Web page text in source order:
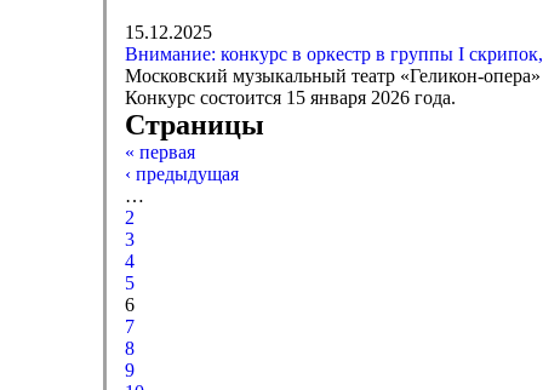
15.12.2025
Внимание: конкурс в оркестр в группы I
Московский музыкальный театр «Геликон-
Конкурс состоится 15 января 2026 года.
Страницы
« первая
‹ предыдущая
…
2
3
4
5
6
7
8
9